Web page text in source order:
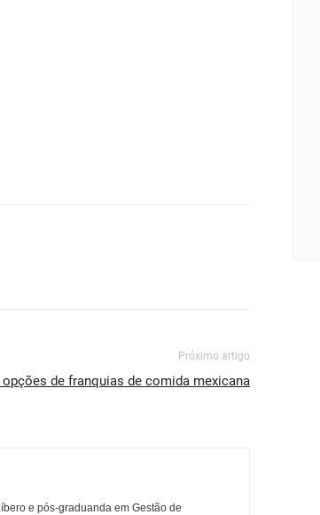
Próximo artigo
opções de franquias de comida mexicana
e pós-graduanda em Gestão de